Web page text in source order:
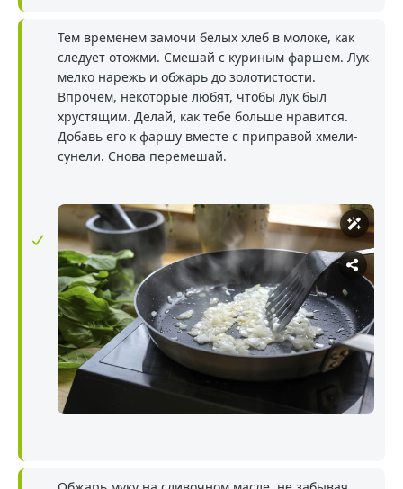
Тем временем замочи белых хлеб в молоке, как
следует отожми. Смешай с куриным фаршем. Лук
мелко нарежь и обжарь до золотистости.
Впрочем, некоторые любят, чтобы лук был
хрустящим. Делай, как тебе больше нравится.
Добавь его к фаршу вместе с приправой хмели-
сунели. Снова перемешай.